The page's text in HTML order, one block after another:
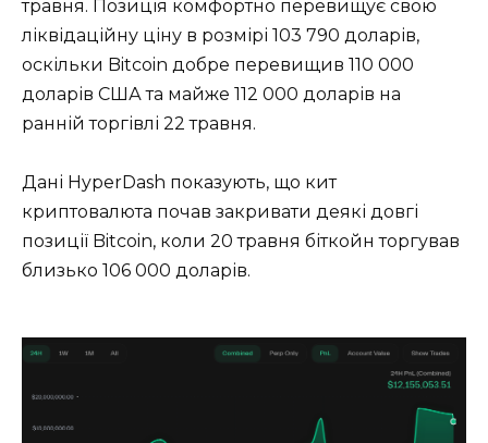
травня. Позиція комфортно перевищує свою
ліквідаційну ціну в розмірі 103 790 доларів,
оскільки Bitcoin добре перевищив 110 000
доларів США та майже 112 000 доларів на
ранній торгівлі 22 травня.
Дані HyperDash показують, що кит
криптовалюта почав закривати деякі довгі
позиції Bitcoin, коли 20 травня біткойн торгував
близько 106 000 доларів.